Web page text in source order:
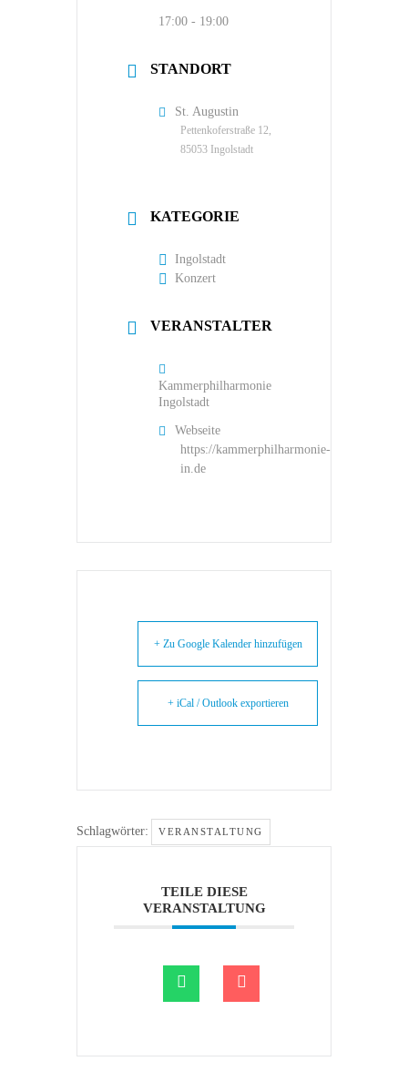
17:00 - 19:00
STANDORT
St. Augustin
Pettenkoferstraße 12,
85053 Ingolstadt
KATEGORIE
Ingolstadt
Konzert
VERANSTALTER
Kammerphilharmonie
Ingolstadt
Webseite
https://kammerphilharmonie-
in.de
+ Zu Google Kalender hinzufügen
+ iCal / Outlook exportieren
Schlagwörter: VERANSTALTUNG
TEILE DIESE
VERANSTALTUNG